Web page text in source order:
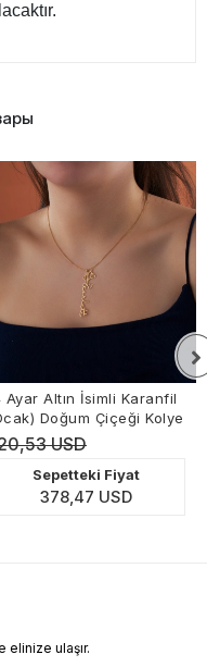
Ayar Altın İsimli Karanfil
Doğum Çiçeği Kolye
USD
Sepetteki Fiyat
378,47 USD
elinize ulaşır.